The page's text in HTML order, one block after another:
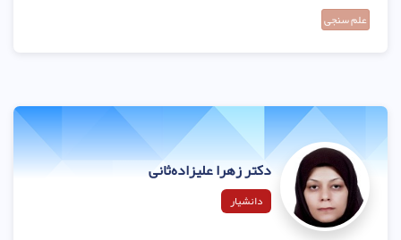
علم سنجی
دکتر زهرا علیزاده‌ثانی
دانشیار